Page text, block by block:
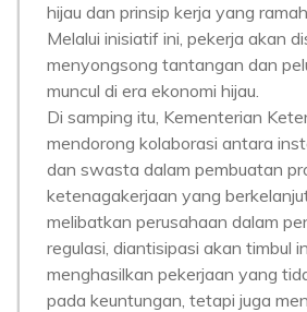
hijau dan prinsip kerja yang
Melalui inisiatif ini, pekerja akan
menyongsong tantangan dan
muncul di era ekonomi hijau.
Di samping itu, Kementerian
mendorong kolaborasi antara
dan swasta dalam pembuatan
ketenagakerjaan yang
melibatkan perusahaan dalam
regulasi, diantisipasi akan timbul
menghasilkan pekerjaan yang
pada keuntungan, tetapi juga